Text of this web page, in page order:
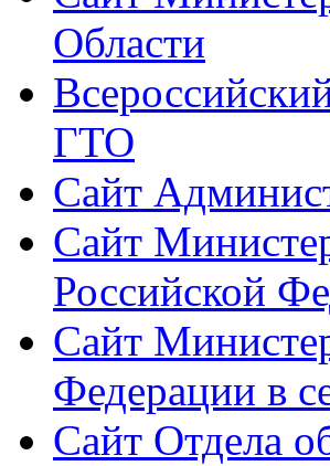
Области
ГТО
Сайт
Сайт
Российской
Сайт
Федерации в
Сайт Отдела